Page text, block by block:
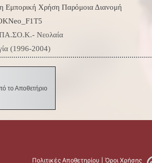
Εμπορική Χρήση Παρόμοια Διανομή
Νεολαία
(1996-2004)
το Αποθετήριο